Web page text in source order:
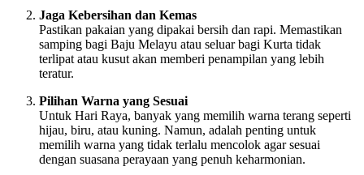
Jaga Kebersihan dan Kemas
Pastikan pakaian yang dipakai bersih dan rapi. Memastikan
samping bagi Baju Melayu atau seluar bagi Kurta tidak
terlipat atau kusut akan memberi penampilan yang lebih
teratur.
Pilihan Warna yang Sesuai
Untuk Hari Raya, banyak yang memilih warna terang seperti
hijau, biru, atau kuning. Namun, adalah penting untuk
memilih warna yang tidak terlalu mencolok agar sesuai
dengan suasana perayaan yang penuh keharmonian.